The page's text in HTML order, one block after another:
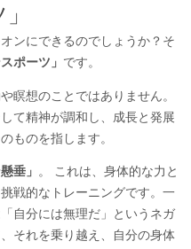
ンにできるのでしょうか？そ
ポーツ」 です。
瞑想のことではありません。
て精神が調和し、成長と発展
ものを指します。
垂」 。 これは、身体的な力と
戦的なトレーニングです。一
自分には無理だ」というネガ
それを乗り越え、自分の身体